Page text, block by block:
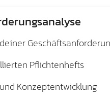
Pflichtenhefts
Konzeptentwicklung